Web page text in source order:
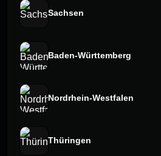
Sachsen
Baden-Württemberg
Nordrhein-Westfalen
Thüringen